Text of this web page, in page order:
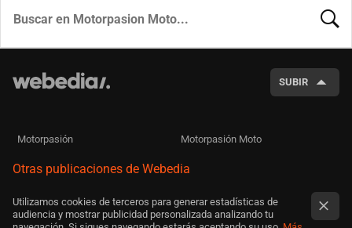
SUBIR
Motorpasión Motorpasión Moto
Otras publicaciones de Webedia
Utilizamos cookies de terceros para generar estadísticas de
audiencia y mostrar publicidad personalizada analizando tu